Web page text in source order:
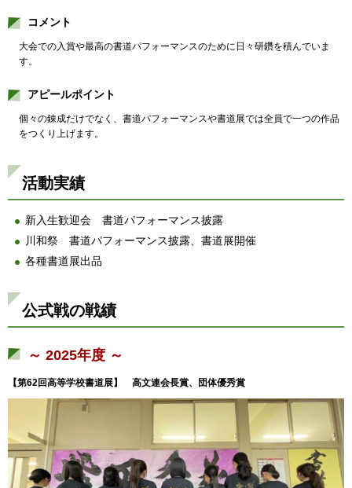
コメント
大会での入賞や最高の書道パフォーマンスのために日々研鑽を積んでいま
す。
アピールポイント
個々の錬成だけでなく、書道パフォーマンスや書道展では全員で一つの作品
をつくり上げます。
活動実績
新入生歓迎会 書道パフォーマンス披露
川和祭
書道パフォーマンス披露、書道展開催
各種書道展出品
公式戦の戦績
～ 2025年度 ～
【第62回高等学校書道展】 高文連会長賞、団体優秀賞